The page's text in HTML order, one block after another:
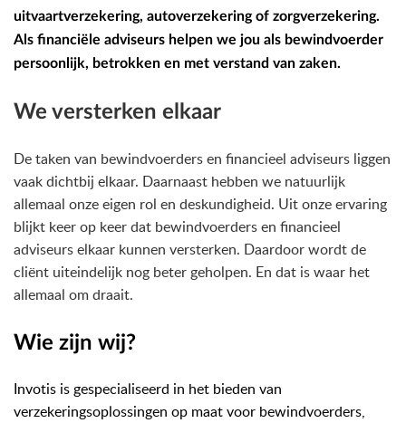
uitvaartverzekering, autoverzekering of zorgverzekering.
Als financiële adviseurs helpen we jou als bewindvoerder
persoonlijk, betrokken en met verstand van zaken.
We versterken elkaar
De taken van bewindvoerders en financieel adviseurs liggen
vaak dichtbij elkaar. Daarnaast hebben we natuurlijk
allemaal onze eigen rol en deskundigheid. Uit onze ervaring
blijkt keer op keer dat bewindvoerders en financieel
adviseurs elkaar kunnen versterken. Daardoor wordt de
cliënt uiteindelijk nog beter geholpen. En dat is waar het
allemaal om draait.
Wie zijn wij?
Invotis is gespecialiseerd in het bieden van
verzekeringsoplossingen op maat voor bewindvoerders,